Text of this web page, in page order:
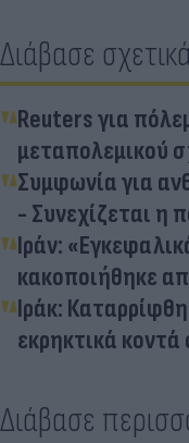
Διάβασε
Reuters για
μεταπολεμικού
Συμφωνία για
- Συνεχίζεται η
Ιράν:
κακοποιήθηκε
Ιράκ:
εκρηκτικά
Διάβασε